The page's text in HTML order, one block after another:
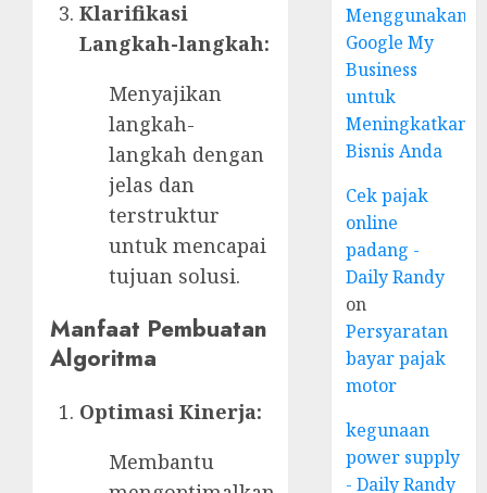
Klarifikasi
Langkah-langkah:
Menyajikan
langkah-
langkah dengan
jelas dan
terstruktur
untuk mencapai
tujuan solusi.
Manfaat Pembuatan
Algoritma
Optimasi Kinerja:
Membantu
Menggunakan
Google My
Business
untuk
Meningkatkan
Bisnis Anda
Cek pajak
online
padang -
Daily Randy
on
Persyaratan
bayar pajak
motor
kegunaan
power supply
- Daily Randy